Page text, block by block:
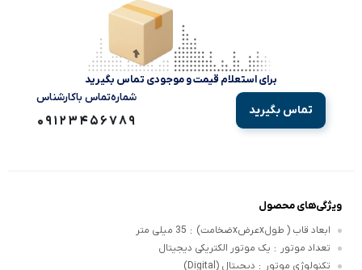
برای استعلام قیمت و موجودی تماس بگیرید
تماس بگیرید
شماره‌تماس‌ با‌کارشناس
09123456789
ویژگی‌های محصول
ابعاد قاب ( طولxعرضxضخامت) : 35 میلی متر
تعداد موتور : یک موتور الکتریکی دیجیتال
تکنولوژی موتور : دیجیتال (Digital)